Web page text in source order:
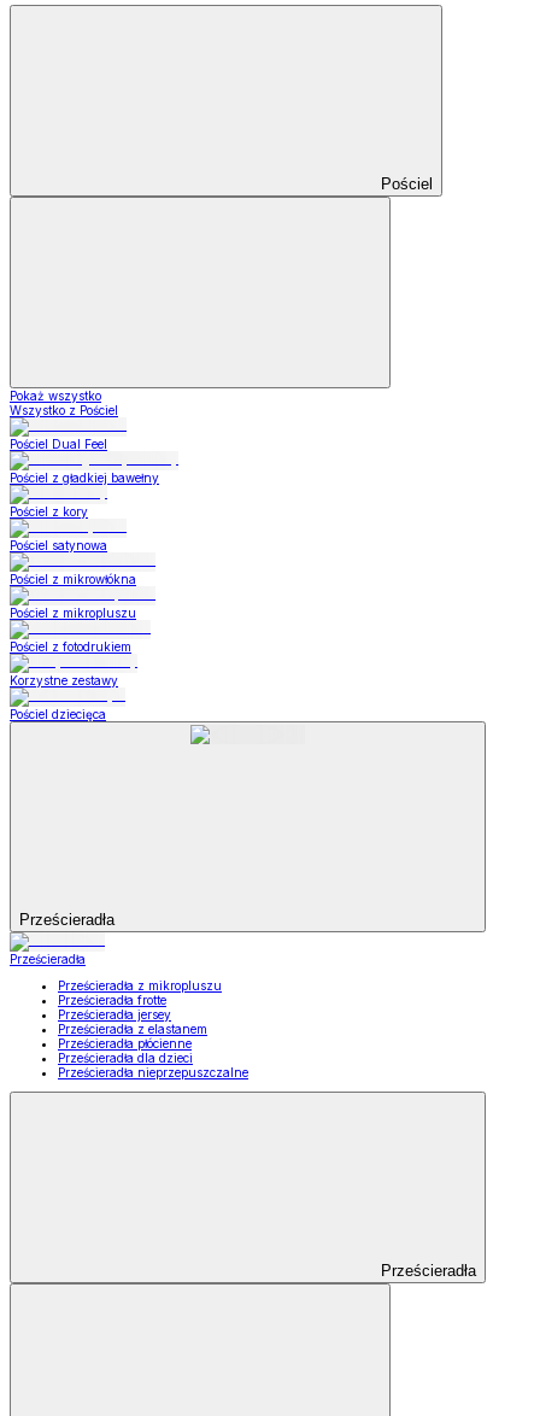
Pościel
Pokaż wszystko
Wszystko z Pościel
Pościel Dual Feel
Pościel z gładkiej bawełny
Pościel z kory
Pościel satynowa
Pościel z mikrowłókna
Pościel z mikropluszu
Pościel z fotodrukiem
Korzystne zestawy
Pościel dziecięca
Prześcieradła
Prześcieradła
Prześcieradła z mikropluszu
Prześcieradła frotte
Prześcieradła jersey
Prześcieradła z elastanem
Prześcieradła płócienne
Prześcieradła dla dzieci
Prześcieradła nieprzepuszczalne
Prześcieradła